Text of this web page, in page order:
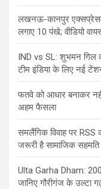
लखनऊ-कानपुर
लगाए 10 पंखे; वीडियो
IND vs SL: शुभमन गिल
टीम इंडिया के लिए नई
फतवे को आधार बनाकर
अहम फैसला
समलैंगिक विवाह पर RSS
जरूरी है सामाजिक सहमति
Ulta Garha Dham:
जानिए गौरीगंज के उल्टा